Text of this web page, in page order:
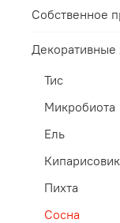
Собственное
Декоративные
Тис
Микробиота
Ель
Кипарисовик
Пихта
Сосна